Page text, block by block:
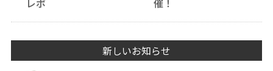
新しいお知らせ